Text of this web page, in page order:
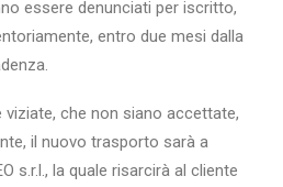
essere denunciati per iscritto,
entro due mesi dalla
viziate, che non siano accettate,
il nuovo trasporto sarà a
s.r.l., la quale risarcirà al cliente